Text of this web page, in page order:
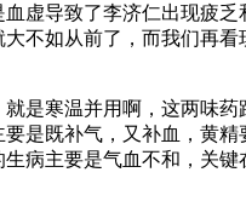
虚导致了李济仁出现疲
不如从前了，而我们再
是寒温并用啊，这两味
是既补气，又补血，黄
病主要是气血不和，关